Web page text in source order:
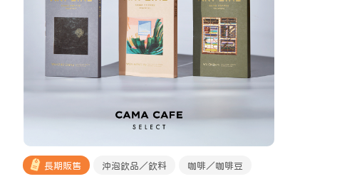
長期販售 沖泡飲品／飲料 咖啡／咖啡豆